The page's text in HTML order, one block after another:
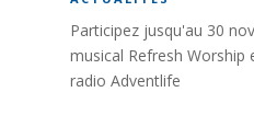
Participez jusqu'au 30
musical Refresh Worship
radio Adventlife